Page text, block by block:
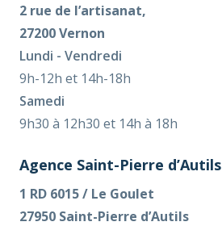
2 rue de l’artisanat,
27200 Vernon
Lundi - Vendredi
9h-12h et 14h-18h
Samedi
9h30 à 12h30 et 14h à 18h
Agence Saint-Pierre d’Autils
1 RD 6015 / Le Goulet
27950 Saint-Pierre d’Autils